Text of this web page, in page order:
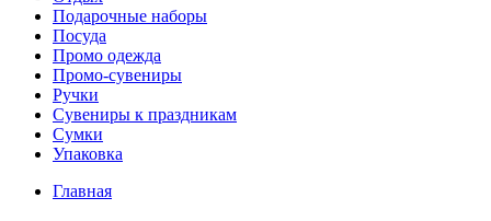
Подарочные наборы
Посуда
Промо одежда
Промо-сувениры
Ручки
Сувениры к праздникам
Сумки
Упаковка
Главная